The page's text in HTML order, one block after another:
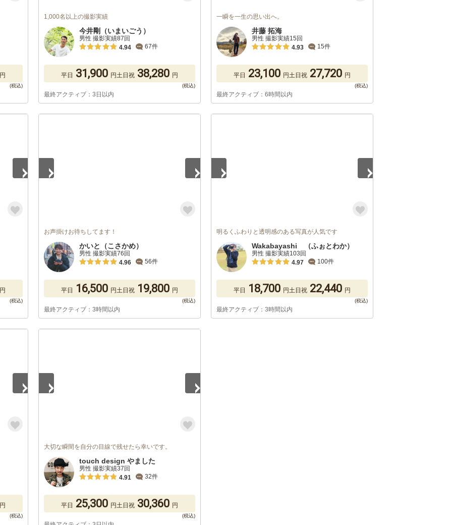
円
1,000名以上の撮影実績
今井剛（いまいごう）
男性 撮影実績87回
4.94
67件
平日 31,900 円土日祝 38,280 円
最終アクティブ：3日以内
一瞬を一生の思い出へ。
井藤 拓海
男性 撮影実績15回
4.93
15件
平日 23,100 円土日祝 27,720 円
最終アクティブ：6時間以内
円
お声掛けお待ちしてます！
かいと（こさかめ）
男性 撮影実績76回
4.96
56件
平日 16,500 円土日祝 19,800 円
最終アクティブ：3時間以内
明るくふわりと透明感のある写真が人気です
Wakabayashi （ふぉとわか）
男性 撮影実績103回
4.97
100件
平日 18,700 円土日祝 22,440 円
最終アクティブ：3時間以内
円
大切な瞬間を自分の目線で残せたら幸いです。
touch design やました
男性 撮影実績37回
4.91
32件
平日 25,300 円土日祝 30,360 円